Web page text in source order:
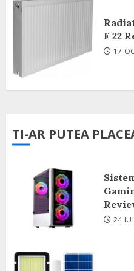
F 22
17
TI-AR PUTEA
24